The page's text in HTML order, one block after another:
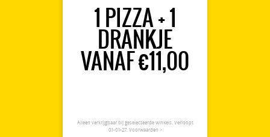
1 PIZZA + 1
DRANKJE
VANAF €11,00
Alleen verkrijgbaar bij geselecteerde winkels. Verloopt
01-01-27. Voorwaarden >